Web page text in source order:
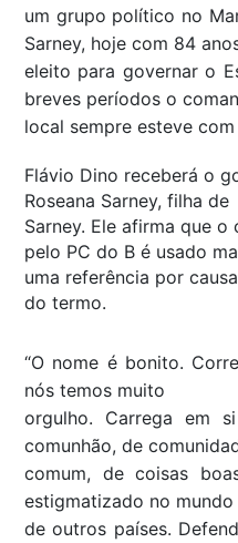
um grupo político no
Sarney, hoje com 84
eleito para governar o
breves períodos o
local sempre esteve
Flávio Dino receberá o
Roseana Sarney, filha de
Sarney. Ele afirma que
pelo PC do B é usado
uma referência por
do termo.
“O nome é bonito.
nós temos muito
orgulho. Carrega em
comunhão, de
comum, de coisas
estigmatizado no
de outros países.